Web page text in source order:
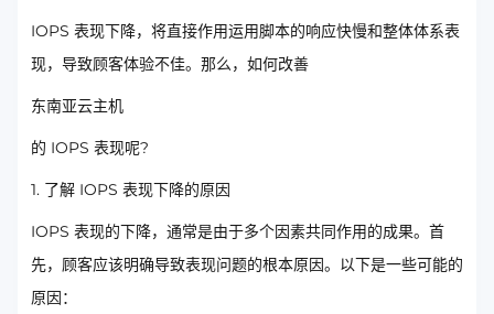
IOPS 表现下降，将直接作用运用脚本的响应快慢和整体体系表
现，导致顾客体验不佳。那么，如何改善
东南亚云主机
的 IOPS 表现呢?
1. 了解 IOPS 表现下降的原因
IOPS 表现的下降，通常是由于多个因素共同作用的成果。首
先，顾客应该明确导致表现问题的根本原因。以下是一些可能的
原因：